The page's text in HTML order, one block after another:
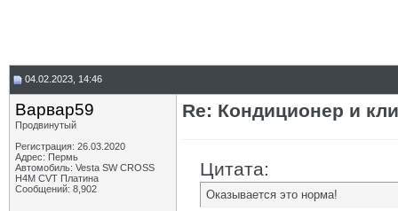
04.02.2023, 14:46
Варвар59
Продвинутый
Регистрация: 26.03.2020
Адрес: Пермь
Автомобиль: Vesta SW CROSS
H4M CVT Платина
Сообщений: 8,902
Re: Кондиционер и
Цитата:
Оказывается это норма!